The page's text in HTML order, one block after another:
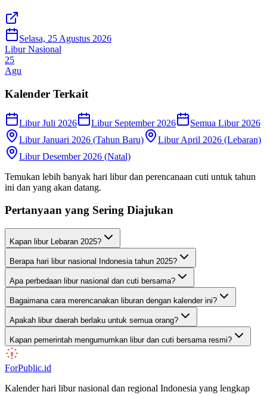
Selasa, 25 Agustus 2026
Libur Nasional
25
Agu
Kalender Terkait
Libur Juli 2026 Libur September 2026
Semua Libur 2026
Libur Januari 2026 (Tahun Baru)
Libur April 2026 (Lebaran)
Libur Desember 2026 (Natal)
Temukan lebih banyak hari libur dan perencanaan cuti untuk tahun
ini dan yang akan datang.
Pertanyaan yang Sering Diajukan
Kapan libur Lebaran 2025?
Berapa hari libur nasional Indonesia tahun 2025?
Apa perbedaan libur nasional dan cuti bersama?
Bagaimana cara merencanakan liburan dengan kalender ini?
Apakah libur daerah berlaku untuk semua orang?
Kapan pemerintah mengumumkan libur dan cuti bersama resmi?
ForPublic.id
Kalender hari libur nasional dan regional Indonesia yang lengkap